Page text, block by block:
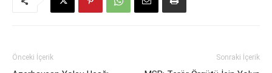
Önceki İçerik Sonraki İçerik